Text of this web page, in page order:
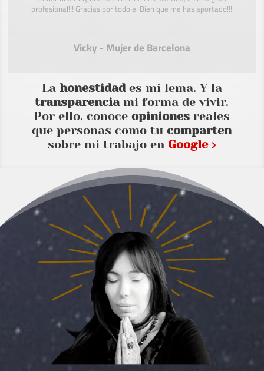
profesional!!! Gracias por todo el Bien que me has aportado!!!
Vicky - Mujer de Barcelona
La honestidades mi lema. Y la
transparenciami forma de vivir.
Por ello, conoceopiniones reales
que personas como tucomparten
sobre mi trabajo en Google ›